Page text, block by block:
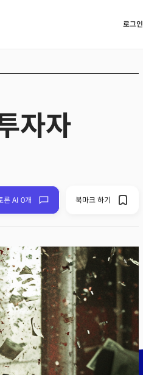
로그인
자자
론 AI 0개 북마크 하기